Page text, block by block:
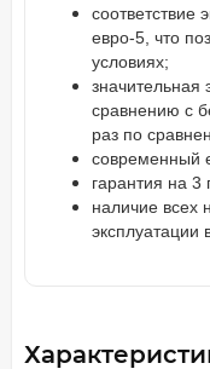
соответствие
евро-5, что
условиях;
значительная
сравнению с
раз по
современный
гарантия на 3
наличие всех
эксплуатации